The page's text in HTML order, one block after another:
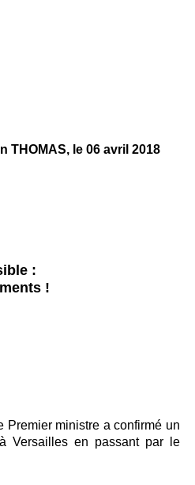
THOMAS, le 06 avril 2018
:
!
Premier ministre a confirmé un
Versailles en passant par le